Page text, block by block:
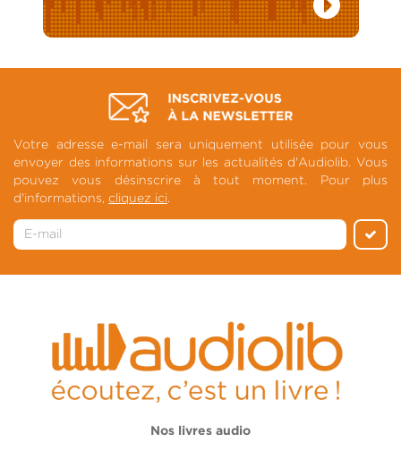
Votre adresse e-mail sera uniquement utilisée pour vous
envoyer des informations sur les actualités d'Audiolib. Vous
pouvez vous désinscrire à tout moment. Pour plus
d'informations, cliquez ici.
Nos livres audio